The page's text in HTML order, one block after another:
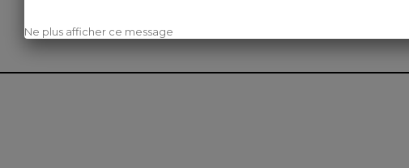
Ne plus afficher ce message